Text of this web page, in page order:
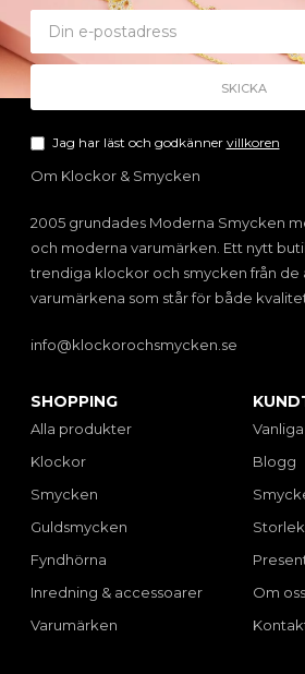
Jag har läst och godkänner villkoren
Om Klockor & Smycken
2005 grundades Moderna Smycken
och moderna varumärken. Ett nytt
trendiga klockor och smycken från de
varumärkena som står för både
info@klockorochsmycken.se
SHOPPING
Alla produkter
Klockor
Smycken
Guldsmycken
Fyndhörna
Inredning & accessoarer
Varumärken
Blogg
Om oss